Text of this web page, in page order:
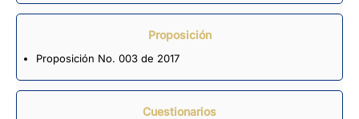
Proposición
Proposición No. 003 de 2017
Cuestionarios